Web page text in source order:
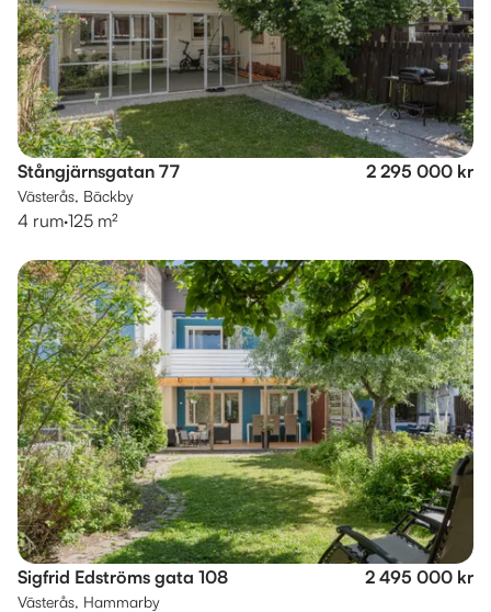
Stångjärnsgatan 77 2 295 000 kr
Västerås, Bäckby
4 rum·125 m²
Sigfrid Edströms gata 108 2 495 000 kr
Västerås, Hammarby